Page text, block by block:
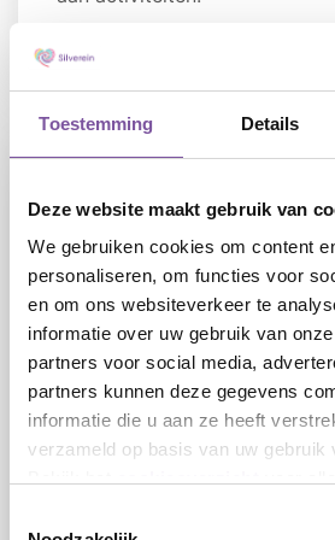
Toestemming Details
Deze website maakt gebruik van
We gebruiken cookies om content
personaliseren, om functies voor
en om ons websiteverkeer te
informatie over uw gebruik van
partners voor social media,
partners kunnen deze gegevens
informatie die u aan ze heeft
verzameld op basis van uw gebruik
Birkhoven Park
Soesterweg 539 3 | 3819 BA